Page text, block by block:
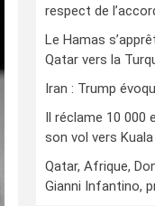
respect de
Le Hamas
Qatar vers la
Iran : Trump
Il réclame 10 000
son vol vers
Qatar, Afrique,
Gianni Infantino,